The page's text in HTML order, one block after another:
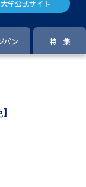
通テスト利用選抜の
請求
大学公式サイト
パン 特 集
】